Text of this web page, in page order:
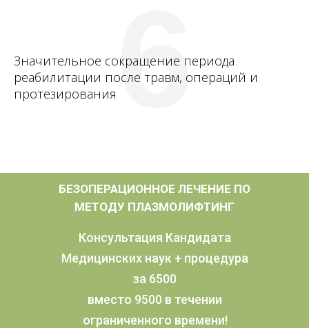
Значительное сокращение периода
реабилитации после травм, операций и
протезирования6
Консультация Кандидата
Медицинских наук + процедура
за 6500
вместо 9500 в течении
ограниченного времени!
БЕЗОПЕРАЦИОННОЕ ЛЕЧЕНИЕ ПО
МЕТОДУ ПЛАЗМОЛИФТИНГ